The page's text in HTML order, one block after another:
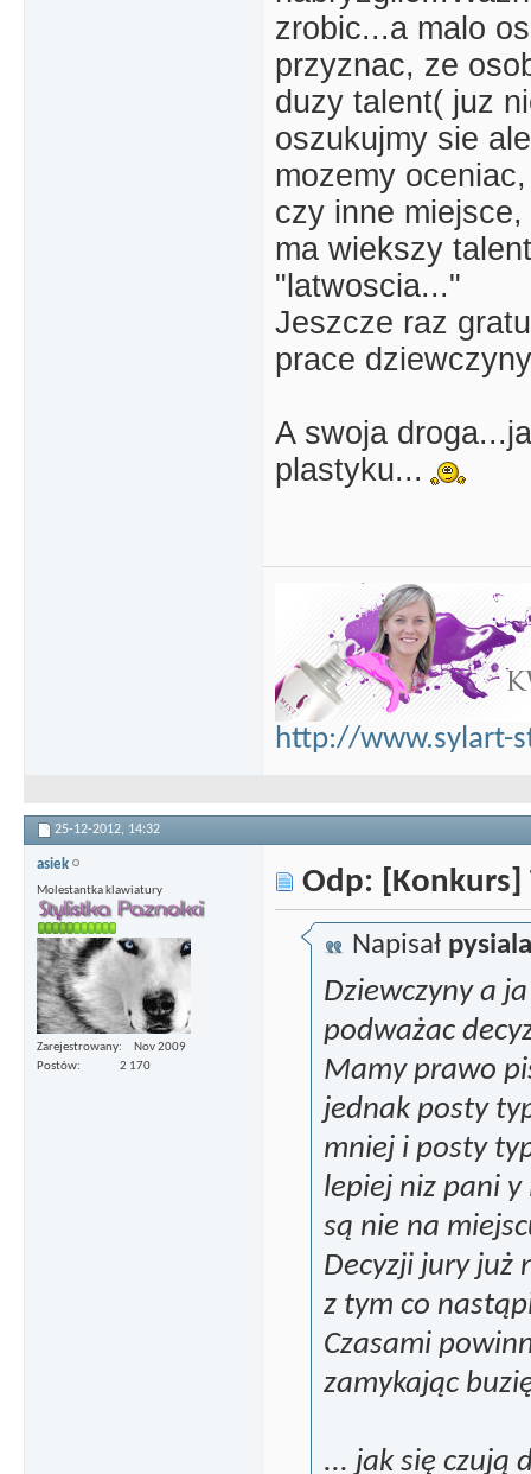
zrobic...a malo
przyznac, ze
duzy talent( juz
oszukujmy sie
mozemy
czy inne
ma wiekszy
"latwoscia..."
Jeszcze raz
prace
A swoja
plastyku...
http://www.sylart-
25-12-2012, 14:32
asiek
Molestantka klawiatury
Zarejestrowany
Nov 2009
Postów
2 170
Odp: [Konkurs]
Napisał
Dziewczyny a
podważac
Mamy prawo
jednak posty
mniej i posty
lepiej niz pani
są nie na
Decyzji jury już
z tym co
Czasami
zamykając
... jak się czują